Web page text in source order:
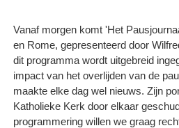
Vanaf morgen komt 'Het
en Rome, gepresenteerd door
dit programma wordt uitgebreid
impact van het overlijden van de
maakte elke dag wel nieuws. Zijn
Katholieke Kerk door elkaar
programmering willen we graag